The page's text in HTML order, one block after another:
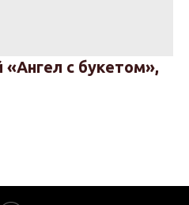
с букетом»,